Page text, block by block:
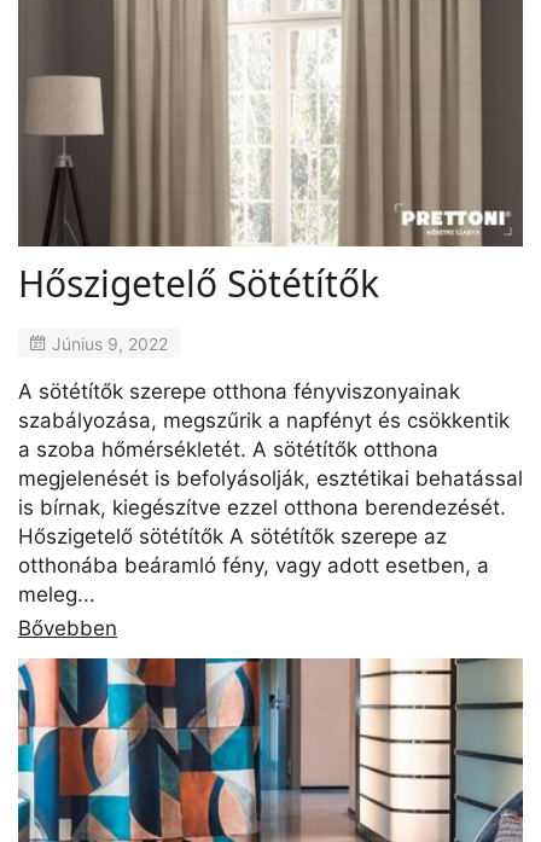
Hőszigetelő Sötétítők
Június 9, 2022
A sötétítők szerepe otthona fényviszonyainak
szabályozása, megszűrik a napfényt és csökkentik
a szoba hőmérsékletét. A sötétítők otthona
megjelenését is befolyásolják, esztétikai behatással
is bírnak, kiegészítve ezzel otthona berendezését.
Hőszigetelő sötétítők A sötétítők szerepe az
otthonába beáramló fény, vagy adott esetben, a
meleg...
Bővebben